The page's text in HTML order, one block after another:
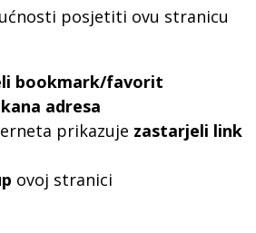
posjetiti ovu stranicu
bookmark/favorit
adresa
prikazuje zastarjeli link
ovoj stranici